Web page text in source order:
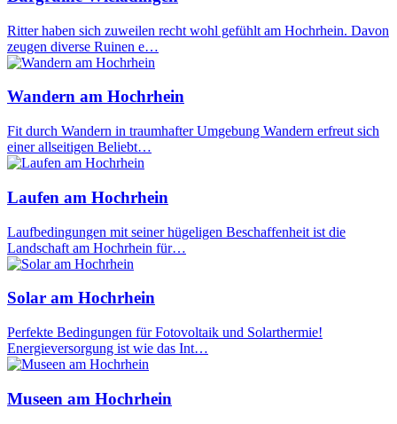
Ritter haben sich zuweilen recht wohl gefühlt am Hochrhein. Davon
zeugen diverse Ruinen e…
Wandern am Hochrhein
Fit durch Wandern in traumhafter Umgebung Wandern erfreut sich
einer allseitigen Beliebt…
Laufen am Hochrhein
Laufbedingungen mit seiner hügeligen Beschaffenheit ist die
Landschaft am Hochrhein für…
Solar am Hochrhein
Perfekte Bedingungen für Fotovoltaik und Solarthermie!
Energieversorgung ist wie das Int…
Museen am Hochrhein